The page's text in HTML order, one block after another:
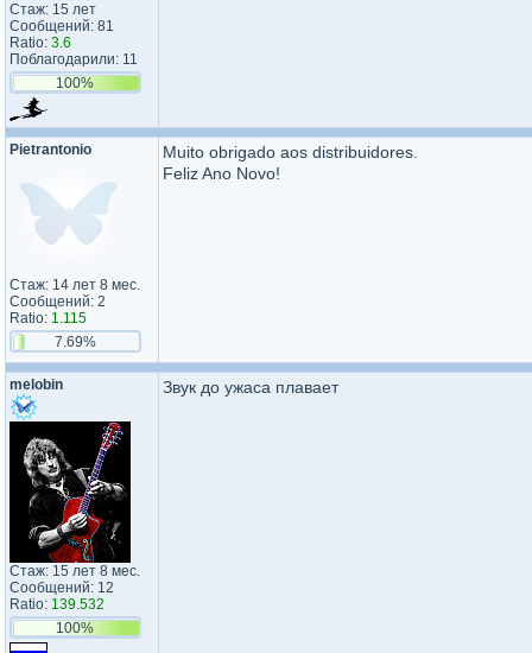
Стаж: 15 лет
Сообщений: 81
Ratio: 3.6
Поблагодарили: 11
100%
Pietrantonio
Стаж: 14 лет 8 мес.
Сообщений: 2
Ratio: 1.115
7.69%
Muito obrigado aos distribuidores.
Feliz Ano Novo!
melobin
Стаж: 15 лет 8 мес.
Сообщений: 12
Ratio: 139.532
100%
Звук до ужаса плавает